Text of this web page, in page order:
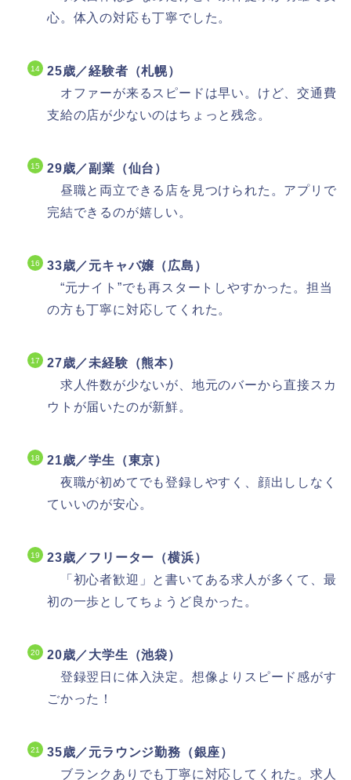
心。体入の対応も丁寧でした。
25歳／経験者（札幌）
オファーが来るスピードは早い。けど、交通費
支給の店が少ないのはちょっと残念。
29歳／副業（仙台）
昼職と両立できる店を見つけられた。アプリで
完結できるのが嬉しい。
33歳／元キャバ嬢（広島）
“元ナイト”でも再スタートしやすかった。担当
の方も丁寧に対応してくれた。
27歳／未経験（熊本）
求人件数が少ないが、地元のバーから直接スカ
ウトが届いたのが新鮮。
21歳／学生（東京）
夜職が初めてでも登録しやすく、顔出ししなく
ていいのが安心。
23歳／フリーター（横浜）
「初心者歓迎」と書いてある求人が多くて、最
初の一歩としてちょうど良かった。
20歳／大学生（池袋）
登録翌日に体入決定。想像よりスピード感がす
ごかった！
35歳／元ラウンジ勤務（銀座）
ブランクありでも丁寧に対応してくれた。求人